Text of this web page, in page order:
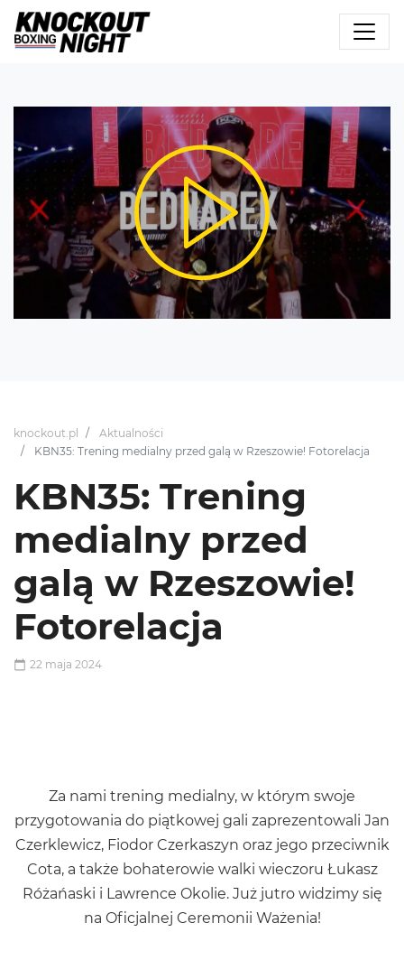
knockout.pl
Aktualności
KBN35: Trening medialny przed galą w Rzeszowie! Fotorelacja
KBN35: Trening
medialny przed
galą w Rzeszowie!
Fotorelacja
22 maja 2024
Za nami trening medialny, w którym swoje
przygotowania do piątkowej gali zaprezentowali Jan
Czerklewicz, Fiodor Czerkaszyn oraz jego przeciwnik
Cota, a także bohaterowie walki wieczoru Łukasz
Różańaski i Lawrence Okolie. Już jutro widzimy się
na Oficjalnej Ceremonii Ważenia!